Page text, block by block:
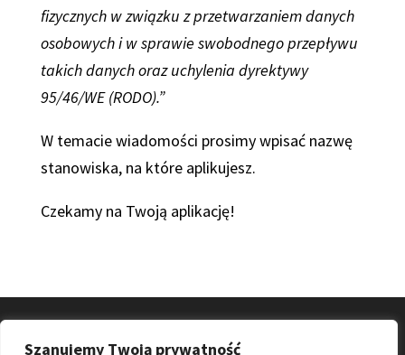
Szanujemy Twoją prywatność
fizycznych w związku z przetwarzaniem danych
osobowych i w sprawie swobodnego przepływu
takich danych oraz uchylenia dyrektywy
95/46/WE (RODO).”
W temacie wiadomości prosimy wpisać nazwę
stanowiska, na które aplikujesz.
Czekamy na Twoją aplikację!